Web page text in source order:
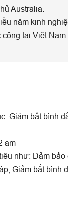
Australia.
năm kinh
tại Việt Nam.
Giảm bất bình
am
như: Đảm
Giảm bất bình